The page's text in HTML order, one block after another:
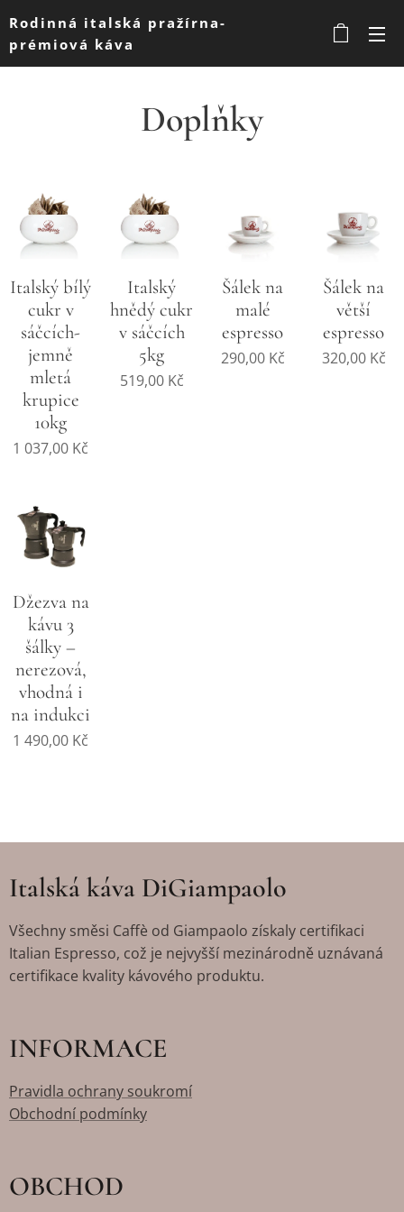
Rodinná italská pražírna-
prémiová káva
Doplňky
Italský bílý
cukr v
sáčcích-
jemně
mletá
krupice
10kg
1 037,00 Kč
Italský
hnědý cukr
v sáčcích
5kg
519,00Kč
Šálek na
malé
espresso
290,00Kč
Šálek na
větší
espresso
320,00Kč
Džezva na
kávu 3
šálky –
nerezová,
vhodná i
na indukci
1 490,00 Kč
Italská káva DiGiampaolo
Všechny směsi Caffè od Giampaolo získaly certifikaci
Italian Espresso, což je nejvyšší mezinárodně uznávaná
certifikace kvality kávového produktu.
INFORMACE
Pravidla ochrany soukromí
Obchodní podmínky
OBCHOD